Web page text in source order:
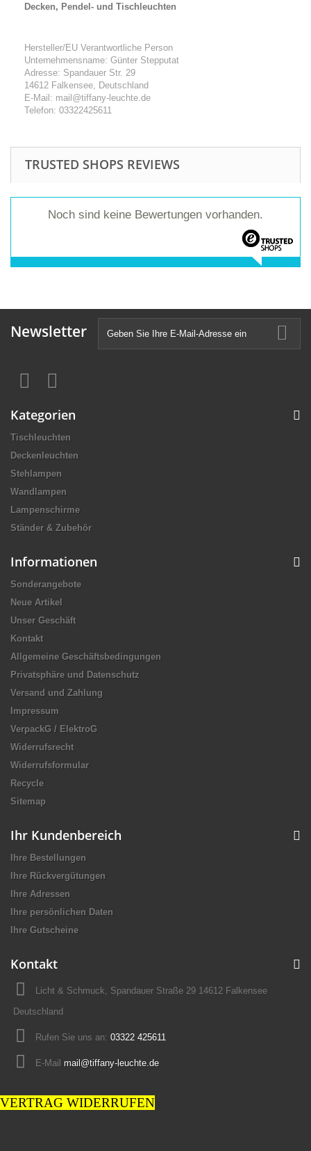
Decken, Pendel- und Tischleuchten
Hersteller/EU Verantwortliche Person
Unternehmensname: Günter Stepputat
Adresse: Spandauer Str. 29
14612 Falkensee, Deutschland
E-Mail: mail@tiffany-leuchte.de
Telefon: 03322425611
TRUSTED SHOPS REVIEWS
Noch sind keine Bewertungen vorhanden.
Newsletter
Kategorien
Tischleuchten
Deckenleuchten
Stehlampen
Wandlampen
Lampenschirme
Ständer & Zubehör
Informationen
Sonderangebote
Neue Artikel
Unser Geschäft
Kontakt
Allgemeine Geschäftsbedingungen
Privatsphäre und Datenschutz
Versand und Zahlung
Impressum
VerpackG / ElektroG
Widerrufsrecht
Widerrufsformular
Recycle
Sitemap
Ihr Kundenbereich
Ihre Bestellungen
Ihre Rückvergütungen
Ihre Adressen
Ihre persönlichen Daten
Ihre Gutscheine
Kontakt
Licht & Schmuck, Spandauer Straße 29 14612 Falkensee
Deutschland
Rufen Sie uns an: 03322 425611
E-Mail mail@tiffany-leuchte.de
VERTRAG WIDERRUFEN